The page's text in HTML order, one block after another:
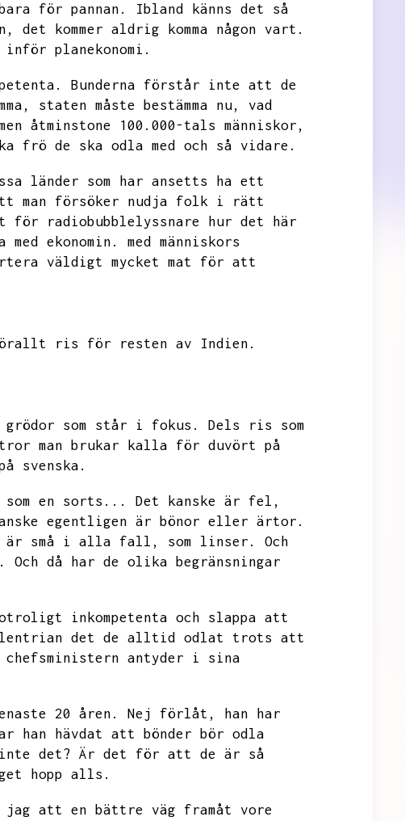
för pannan.
Ibland känns det så
det kommer aldrig komma någon vart.
planekonomi.
Bunderna förstår inte att de
staten måste bestämma nu,
vad
åtminstone 100.000-tals människor,
frö de ska odla med och så vidare.
länder som har ansetts ha ett
man försöker nudja folk i rätt
för radiobubblelyssnare hur det här
ekonomin.
med människors
väldigt mycket mat för att
ris för resten av Indien.
som står i fokus.
Dels ris som
man brukar kalla för duvört på
svenska.
en sorts...
Det kanske är fel,
egentligen är bönor eller ärtor.
är små i alla fall, som linser.
Och
Och då har de olika begränsningar
inkompetenta och slappa att
det de alltid odlat trots att
antyder i sina
20 åren. Nej förlåt,
han har
han hävdat att bönder bör odla
det? Är det för att de är så
hopp alls.
att en bättre väg framåt vore